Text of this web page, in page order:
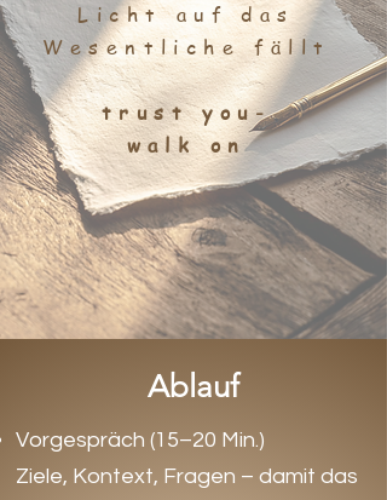
Licht auf das
Wesentliche fällt
trust you-
walk on
Ablauf
Vorgespräch (15–20 Min.)
Ziele, Kontext, Fragen – damit das